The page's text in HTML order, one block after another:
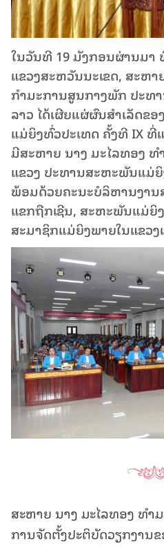
ໃນວັນທີ 19 ມັງກອນຜ່ານມາ
ແຂວງສະຫວັນນະເຂດ, ສະຫ
ກໍາມະການສູນກາງພັກ ປະທ
ລາວ ໄດ້ເຜີຍແຜ່ຜົນສໍາເລັດຂ
ແມ່ຍິງທົ່ວປະເທດ ຄັ້ງທີ IX ທີ່
ມີສະຫາຍ ນາງ ມະໄລທອງ
ແຂວງ ປະທານສະຫະພັນແມ່
ພ້ອມດ້ວຍຄະນະບໍລິຫານງາ
ແຂກຖືກເຊີນ, ສະຫະພັນແມ່
ສະມາຊິກແມ່ຍິງພາຍໃນແຂວງ
ສະຫາຍ ນາງ ມະໄລທອງ ທໍາ
ການຈັດຕັ້ງປະຕິບັດວຽກງານ